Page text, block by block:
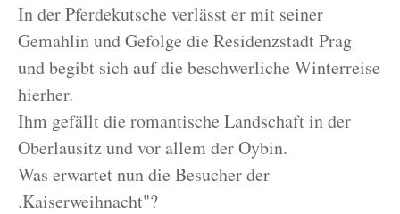
In der Pferdekutsche verlässt er mit seiner
Gemahlin und Gefolge die Residenzstadt Prag
und begibt sich auf die beschwerliche Winterreise
hierher.
Ihm gefällt die romantische Landschaft in der
Oberlausitz und vor allem der Oybin.
Was erwartet nun die Besucher der
.Kaiserweihnacht"?